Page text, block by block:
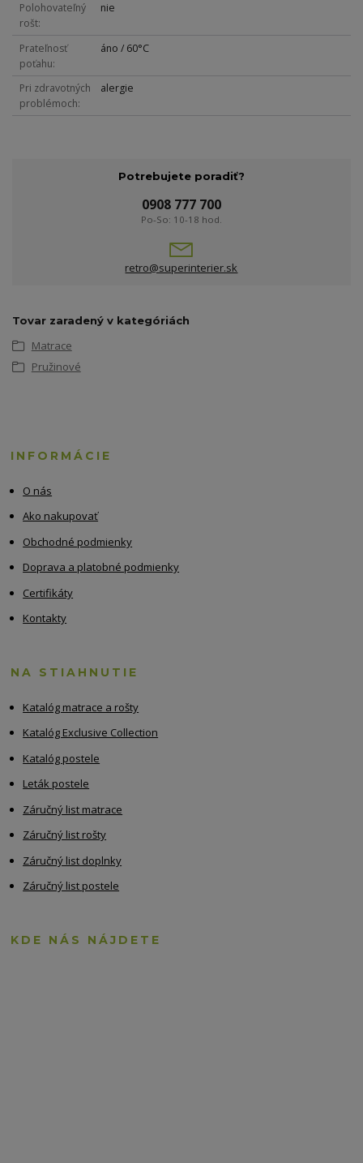
Polohovateľný
rošt
nie
Prateľnosť
poťahu
áno / 60°C
Pri zdravotných
problémoch
alergie
Potrebujete poradiť?
0908 777 700
Po-So: 10-18 hod.
retro@superinterier.sk
Tovar zaradený v kategóriách
Matrace
Pružinové
INFORMÁCIE
O nás
Ako nakupovať
Obchodné podmienky
Doprava a platobné podmienky
Certifikáty
Kontakty
NA STIAHNUTIE
Katalóg matrace a rošty
Katalóg Exclusive Collection
Katalóg postele
Leták postele
Záručný list matrace
Záručný list rošty
Záručný list doplnky
Záručný list postele
KDE NÁS NÁJDETE